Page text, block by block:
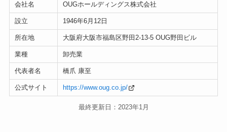
会社名 OUGホールディングス株式会社
設立 1946年6月12日
所在地 大阪府大阪市福島区野田2-13-5 OUG野田ビル
業種 卸売業
代表者名 橋爪 康至
公式サイト https://www.oug.co.jp/
最終更新日：2023年1月